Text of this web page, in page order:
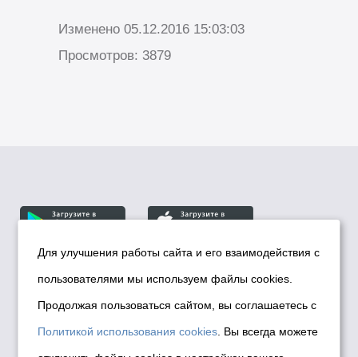
Изменено 05.12.2016 15:03:03
Просмотров: 3879
© Департамент информационной политики мэрии
города Новосибирска, 2026
Политика использования Cookies
Политика по обработке персональных
Для улучшения работы сайта и его взаимодействия с
пользователями мы используем файлы cookies.
Продолжая пользоваться сайтом, вы соглашаетесь с
Политикой использования cookies . Вы всегда можете